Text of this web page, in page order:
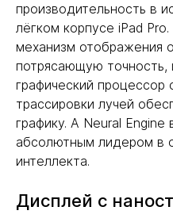
производительность в
лёгком корпусе iPad
механизм отображения
потрясающую
графический процессор
трассировки лучей
графику. А Neural
абсолютным лидером в
интеллекта.
Дисплей с